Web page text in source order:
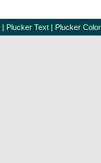
| Plucker Text | Plucker Color